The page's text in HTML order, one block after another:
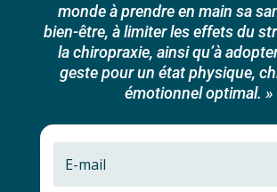
monde à prendre en main sa
bien-être, à limiter les effets du
la chiropraxie, ainsi qu’à
geste pour un état physique,
émotionnel optimal. »